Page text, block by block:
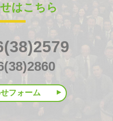
はこちら
フォーム